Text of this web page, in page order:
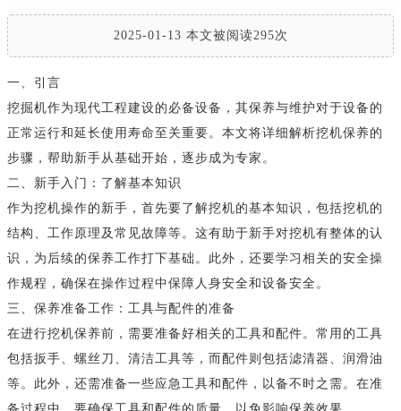
2025-01-13 本文被阅读295次
一、引言
挖掘机作为现代工程建设的必备设备，其保养与维护对于设备的
正常运行和延长使用寿命至关重要。本文将详细解析挖机保养的
步骤，帮助新手从基础开始，逐步成为专家。
二、新手入门：了解基本知识
作为挖机操作的新手，首先要了解挖机的基本知识，包括挖机的
结构、工作原理及常见故障等。这有助于新手对挖机有整体的认
识，为后续的保养工作打下基础。此外，还要学习相关的安全操
作规程，确保在操作过程中保障人身安全和设备安全。
三、保养准备工作：工具与配件的准备
在进行挖机保养前，需要准备好相关的工具和配件。常用的工具
包括扳手、螺丝刀、清洁工具等，而配件则包括滤清器、润滑油
等。此外，还需准备一些应急工具和配件，以备不时之需。在准